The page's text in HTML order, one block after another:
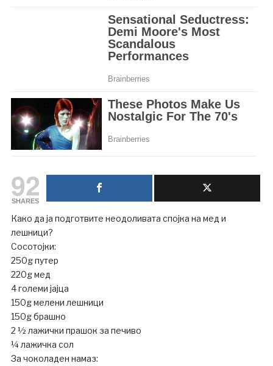
92
SHARES
Како да ја подготвите неодоливата спојка на мед и
лешници?
Сосотојки:
250g путер
220g мед
4 големи јајца
150g мелени лешници
150g брашно
2 ½ лажички прашок за печиво
¼ лажичка сол
За чоколаден намаз: